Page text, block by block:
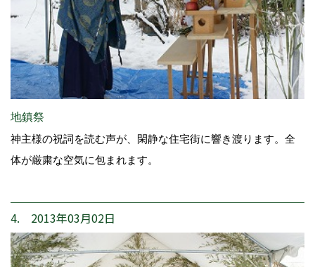
地鎮祭
神主様の祝詞を読む声が、閑静な住宅街に響き渡ります。全
体が厳粛な空気に包まれます。
4. 2013年03月02日